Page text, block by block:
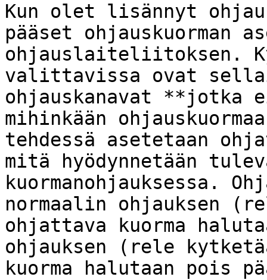
Kun olet lisännyt
pääset ohjauskuorman
ohjauslaiteliitoksen.
valittavissa ovat
ohjauskanavat
mihinkään
tehdessä asetetaan
mitä hyödynnetään
kuormanohjauksessa.
normaalin ohjauksen
ohjattava kuorma
ohjauksen (rele
kuorma halutaan pois